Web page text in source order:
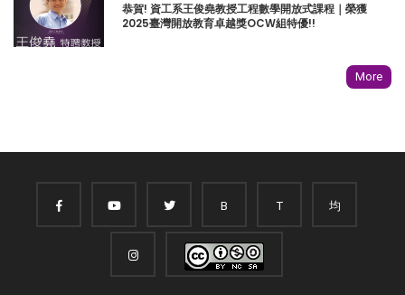
恭賀! 資工系王俊堯教授工程數學開放式課程｜榮獲
2025臺灣開放教育卓越獎OCW組特優!!
More
B T 均